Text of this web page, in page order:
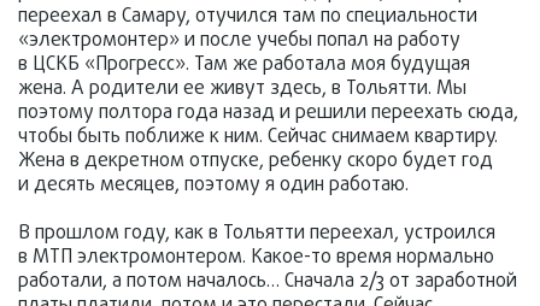
переехал в Самару, отучился там по специальности
«электромонтер» и после учебы попал на работу
в ЦСКБ «Прогресс». Там же работала моя будущая
жена. А родители ее живут здесь, в Тольятти. Мы
поэтому полтора года назад и решили переехать сюда,
чтобы быть поближе к ним. Сейчас снимаем квартиру.
Жена в декретном отпуске, ребенку скоро будет год
и десять месяцев, поэтому я один работаю.
В прошлом году, как в Тольятти переехал, устроился
в МТП электромонтером. Какое-то время нормально
работали, а потом началось… Сначала 2/3 от заработной